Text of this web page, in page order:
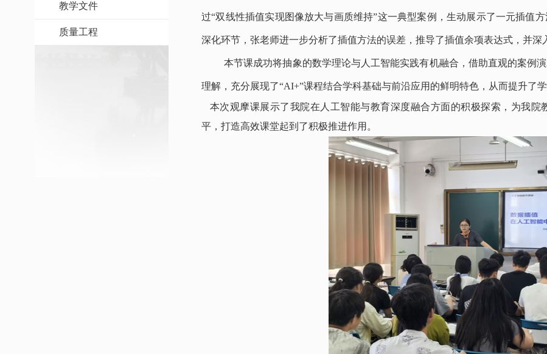
教学文件
质量工程
过“双线性插值实现图像放大与画质维持”这一典型案例，生动展示了一元插值
深化环节，张老师进一步分析了插值方法的误差，推导了插值余项表达式，并深
本节课成功将抽象的数学理论与人工智能实践有机融合，借助直观的案例
理解，充分展现了“AI+”课程结合学科基础与前沿应用的鲜明特色， 从而提升了
本次观摩课展示了我院在人工智能与教育深度融合方面的积极探索，为我
平，打造高效课堂起到了积极推进作用。